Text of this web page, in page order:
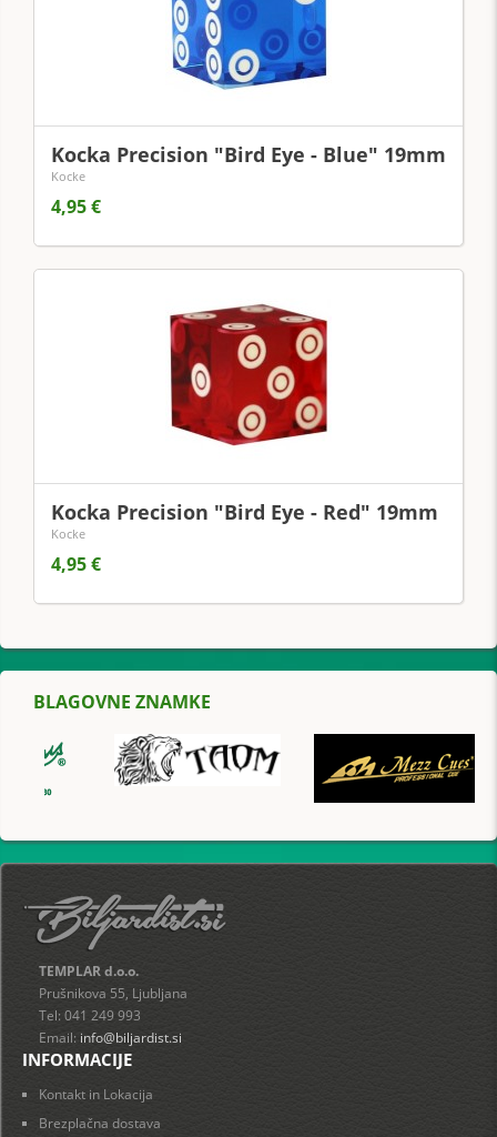
Kocka Precision "Bird Eye - Blue" 19mm
Kocke
4,95 €
Kocka Precision "Bird Eye - Red" 19mm
Kocke
4,95 €
BLAGOVNE ZNAMKE
TEMPLAR d.o.o.
Prušnikova 55, Ljubljana
Tel: 041 249 993
Email: info@biljardist.si
INFORMACIJE
Kontakt in Lokacija
Brezplačna dostava